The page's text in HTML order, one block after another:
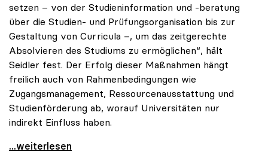
setzen – von der Studieninformation und -beratung
über die Studien- und Prüfungsorganisation bis zur
Gestaltung von Curricula –, um das zeitgerechte
Absolvieren des Studiums zu ermöglichen“, hält
Seidler fest. Der Erfolg dieser Maßnahmen hängt
freilich auch von Rahmenbedingungen wie
Zugangsmanagement, Ressourcenausstattung und
Studienförderung ab, worauf Universitäten nur
indirekt Einfluss haben.
Seidler: Erfolgreiches Studieren ist im ureigenen
...weiterlesen